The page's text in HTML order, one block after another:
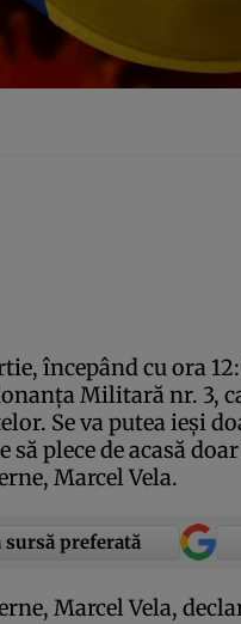
începând cu ora
Militară nr. 3,
Se va putea ieşi
plece de acasă
Marcel Vela.
sursă preferată
Marcel Vela,